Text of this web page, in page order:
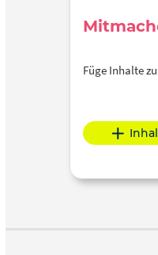
Füge Inhalte